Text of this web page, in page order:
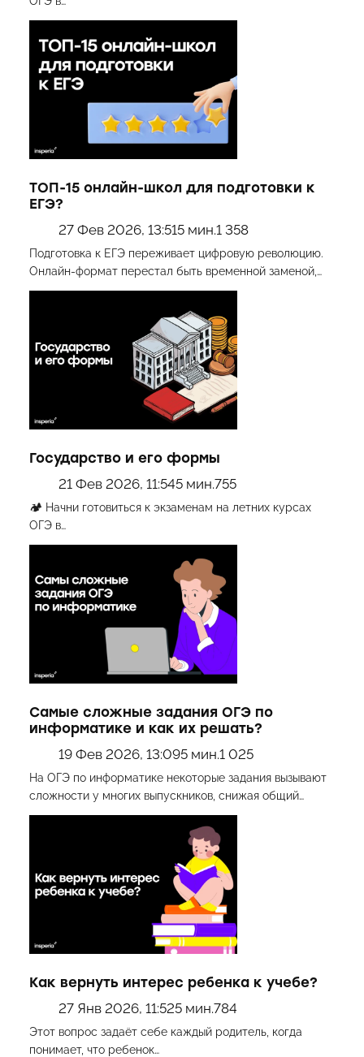
ТОП-15 онлайн-школ для подготовки к
ЕГЭ?
27 Фев 2026, 13:515 мин.1 358
Подготовка к ЕГЭ переживает цифровую революцию.
Онлайн-формат перестал быть временной заменой,…
Государство и его формы
21 Фев 2026, 11:545 мин.755
🏕 Начни готовиться к экзаменам на летних курсах
ОГЭ в…
Самые сложные задания ОГЭ по
информатике и как их решать?
19 Фев 2026, 13:095 мин.1 025
На ОГЭ по информатике некоторые задания вызывают
сложности у многих выпускников, снижая общий…
Как вернуть интерес ребенка к учебе?
27 Янв 2026, 11:525 мин.784
Этот вопрос задаёт себе каждый родитель, когда
понимает, что ребенок…